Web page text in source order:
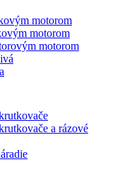
motorom
motorom
motorom
a rázové